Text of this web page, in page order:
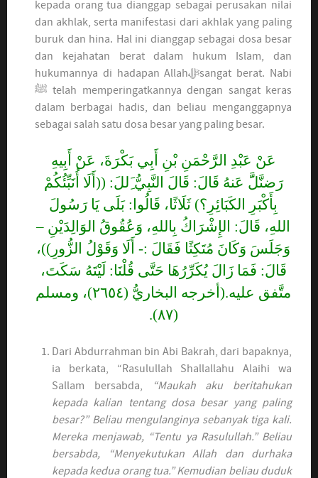
kepada orang tua dianggap sebagai perusakan nilai
dan akhlak, serta manifestasi dari akhlak yang paling
buruk dan hina. Hal ini dianggap sebagai dosa besar
dan kejahatan berat dalam hukum Islam, dan
hukumannya di hadapan Allahﷻsangat berat. Nabi
ﷺ telah memperingatkannya dengan sangat keras
dalam berbagai hadis, dan beliau menganggapnya
sebagai salah satu dosa besar yang paling besar.
عَنْ عَبْدِ الرَّحْمَنِ بْنِ أَبِي بَكْرَةَ، عَنْ أَبِيهِ
رَضنَّلََّ عَنهُ قَالَ: قَالَ النَّبِيُّ َِللَ: ((أَلَا أُنَبِّئُكُمْ
بِأَكْبَرِ الكَبَائِرِ؟) ثَلَاثًا، قَالُوا: بَلَى يَا رَسُولَ
اللهِ، قَالَ: الإِشْرَاكُ بِاللهِ، وَعُقُوقُ الوَالِدَيْنِ –
وَجَلَسَ وَكَانَ مُتَكِثًا فَقَالَ :- أَلَا وَقَوْلُ الزُّورِ))،
قَالَ: فَمَا زَالَ يُكَرِّرُهَا حَتَّى قُلْنَا: لَيْتَهُ سَكَتَ،
متَّفق عليه.(أخرجه البخاريُّ (٢٦٥٤)، ومسلم
(٨٧).
Dari Abdurrahman bin Abi Bakrah, dari bapaknya,
ia berkata, “Rasulullah Shallallahu Alaihi wa
Sallam bersabda, “Maukah aku beritahukan
kepada kalian tentang dosa besar yang paling
besar?” Beliau mengulanginya sebanyak tiga kali.
Mereka menjawab, “Tentu ya Rasulullah.” Beliau
bersabda, “Menyekutukan Allah dan durhaka
kepada kedua orang tua.” Kemudian beliau duduk